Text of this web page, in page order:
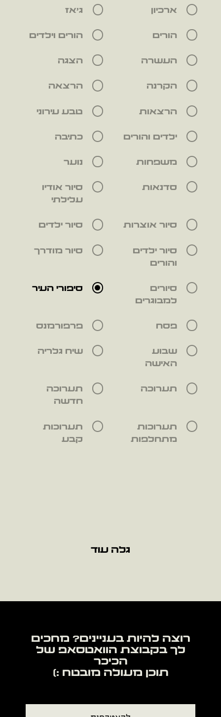
ארכיון ג'אז
הורים הורים וילדים
העשרה הצגה
הקרנה הרצאה
הרצאות טבע עירוני
ילדים והורים כתיבה
משפחות נוער
סדנאות
סיור אודיו
עלילתי
סיור אוצרות סיור ילדים
סיור ילדים
והורים
סיור מודרך
סיורים
למבוגרים
סיפורי העיר
פסח פרפורמנס
שבוע
האישה
שיח גלריה
תערוכה
תערוכה
חדשה
תערוכות
מתחלפות
תערוכות
קבע
גלה עוד
רוצה להיות בעניינים? מחכים
לך בקבוצת הוואטסאפ של
תוכן מעולה מובטח :)